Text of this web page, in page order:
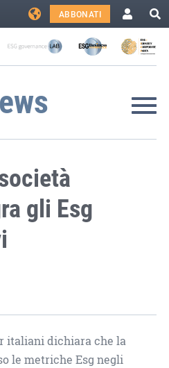
ABBONATI
gli Esg
italiani dichiara che la
le metriche Esg negli